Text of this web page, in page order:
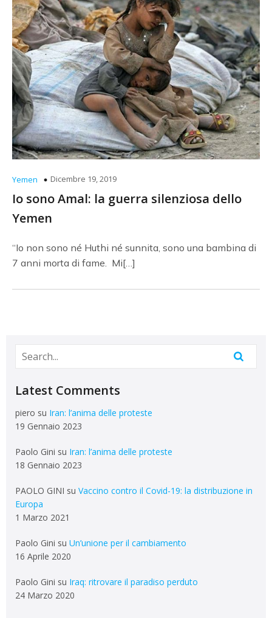
Yemen Dicembre 19, 2019
Io sono Amal: la guerra silenziosa dello
Yemen
“Io non sono né Huthi né sunnita, sono una bambina di
7 anni morta di fame. Mi[…]
Latest Comments
piero su Iran: l’anima delle proteste
19 Gennaio 2023
Paolo Gini su Iran: l’anima delle proteste
18 Gennaio 2023
PAOLO GINI su Vaccino contro il Covid-19: la distribuzione in
Europa
1 Marzo 2021
Paolo Gini su Un’unione per il cambiamento
16 Aprile 2020
Paolo Gini su Iraq: ritrovare il paradiso perduto
24 Marzo 2020